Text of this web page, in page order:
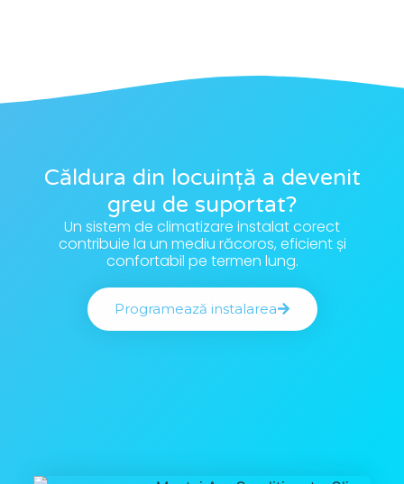
Căldura din locuință a devenit
greu de suportat?
Un sistem de climatizare instalat corect
contribuie la un mediu răcoros, eficient și
confortabil pe termen lung.
Programează instalarea